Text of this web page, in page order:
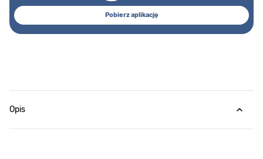
Pobierz aplikację
Opis